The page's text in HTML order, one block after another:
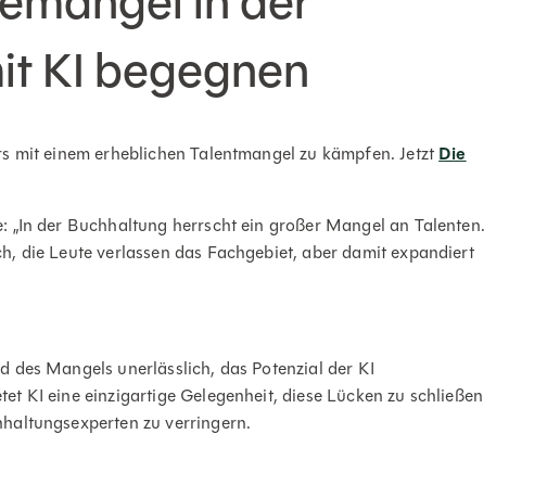
KI begegnen
mit einem erheblichen Talentmangel zu kämpfen. JetztDie
der Buchhaltung herrscht ein großer Mangel an Talenten.
die Leute verlassen das Fachgebiet, aber damit expandiert
des Mangels unerlässlich, das Potenzial der KI
KI eine einzigartige Gelegenheit, diese Lücken zu schließen
zu verringern.